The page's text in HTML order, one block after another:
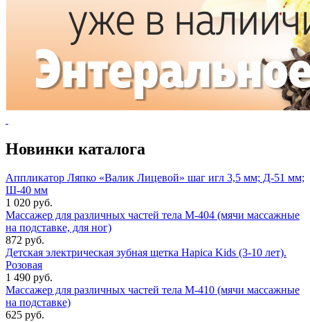
Новинки каталога
Аппликатор Ляпко «Валик Лицевой» шаг игл 3,5 мм; Д-51 мм;
Ш-40 мм
1 020 руб.
Массажер для различных частей тела М-404 (мячи массажные
на подставке, для ног)
872 руб.
Детская электрическая зубная щетка Hapica Kids (3-10 лет).
Розовая
1 490 руб.
Массажер для различных частей тела М-410 (мячи массажные
на подставке)
625 руб.